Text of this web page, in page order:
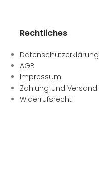
Rechtliches
Datenschutzerklärung
AGB
Impressum
Zahlung und Versand
Widerrufsrecht